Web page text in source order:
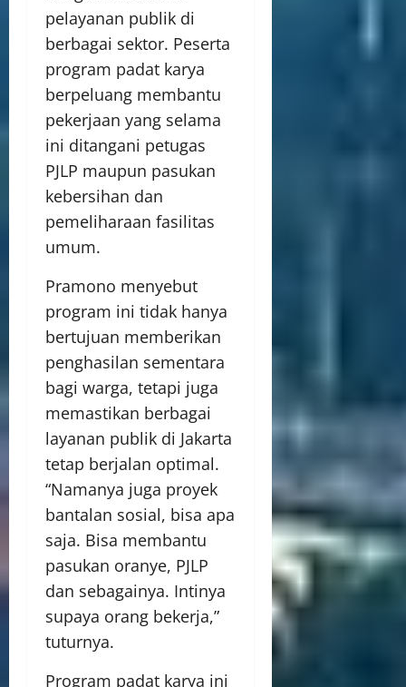
pelayanan publik di
berbagai sektor. Peserta
program padat karya
berpeluang membantu
pekerjaan yang selama
ini ditangani petugas
PJLP maupun pasukan
kebersihan dan
pemeliharaan fasilitas
umum.
Pramono menyebut
program ini tidak hanya
bertujuan memberikan
penghasilan sementara
bagi warga, tetapi juga
memastikan berbagai
layanan publik di Jakarta
tetap berjalan optimal.
“Namanya juga proyek
bantalan sosial, bisa apa
saja. Bisa membantu
pasukan oranye, PJLP
dan sebagainya. Intinya
supaya orang bekerja,”
tuturnya.
Program padat karya ini